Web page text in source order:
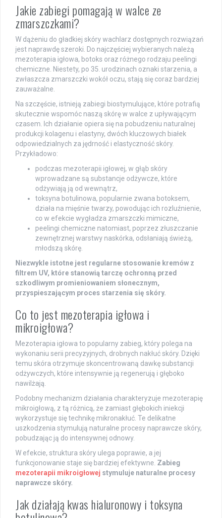
Jakie zabiegi pomagają w walce ze
zmarszczkami?
W dążeniu do gładkiej skóry wachlarz dostępnych rozwiązań
jest naprawdę szeroki. Do najczęściej wybieranych należą
mezoterapia igłowa, botoks oraz różnego rodzaju peelingi
chemiczne. Niestety, po 35. urodzinach oznaki starzenia, a
zwłaszcza zmarszczki wokół oczu, stają się coraz bardziej
zauważalne.
Na szczęście, istnieją zabiegi biostymulujące, które potrafią
skutecznie wspomóc naszą skórę w walce z upływającym
czasem. Ich działanie opiera się na pobudzeniu naturalnej
produkcji kolagenu i elastyny, dwóch kluczowych białek
odpowiedzialnych za jędrność i elastyczność skóry.
Przykładowo:
podczas mezoterapii igłowej, w głąb skóry
wprowadzane są substancje odżywcze, które
odżywiają ją od wewnątrz,
toksyna botulinowa, popularnie zwana botoksem,
działa na mięśnie twarzy, powodując ich rozluźnienie,
co w efekcie wygładza zmarszczki mimiczne,
peelingi chemiczne natomiast, poprzez złuszczanie
zewnętrznej warstwy naskórka, odsłaniają świeżą,
młodszą skórę.
Niezwykle istotne jest regularne stosowanie kremów z
filtrem UV, które stanowią tarczę ochronną przed
szkodliwym promieniowaniem słonecznym,
przyspieszającym proces starzenia się skóry.
Co to jest mezoterapia igłowa i
mikroigłowa?
Mezoterapia igłowa to popularny zabieg, który polega na
wykonaniu serii precyzyjnych, drobnych nakłuć skóry. Dzięki
temu skóra otrzymuje skoncentrowaną dawkę substancji
odżywczych, które intensywnie ją regenerują i głęboko
nawilżają.
Podobny mechanizm działania charakteryzuje mezoterapię
mikroigłową, z tą różnicą, że zamiast głębokich iniekcji
wykorzystuje się technikę mikronakłuć. Te delikatne
uszkodzenia stymulują naturalne procesy naprawcze skóry,
pobudzając ją do intensywnej odnowy.
W efekcie, struktura skóry ulega poprawie, a jej
funkcjonowanie staje się bardziej efektywne. Zabieg
mezoterapii mikroigłowej stymuluje naturalne procesy
naprawcze skóry.
Jak działają kwas hialuronowy i toksyna